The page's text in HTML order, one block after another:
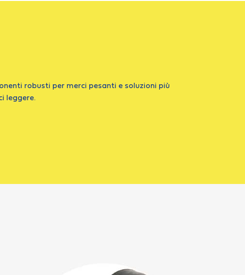
robusti per merci pesanti e soluzioni più
leggere.